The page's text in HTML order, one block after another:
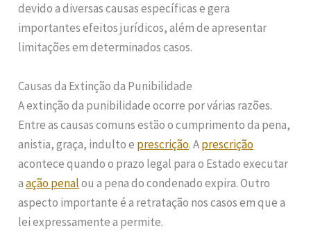
devido a diversas causas específicas e gera
importantes efeitos jurídicos, além de apresentar
limitações em determinados casos.
Causas da Extinção da Punibilidade
A extinção da punibilidade ocorre por várias razões.
Entre as causas comuns estão o cumprimento da pena,
anistia, graça, indulto e prescrição. Aprescrição
acontece quando o prazo legal para o Estado executar
aação penalou a pena do condenado expira. Outro
aspecto importante é a retratação nos casos em que a
lei expressamente a permite.